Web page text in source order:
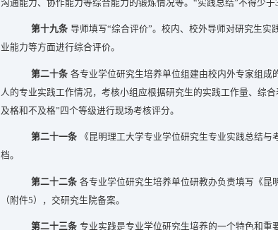
沟通能力、协作能力等综合能力的锻炼情况等。“实践总结”不得少于
第十九条 导师填写“综合评价”。校内、校外导师对研究生
业能力等方面进行综合评价。
第二十条 各专业学位研究生培养单位组建由校内外专家组
人的专业实践工作情况，考核小组应根据研究生的实践工作量、综
及格和不及格”四个等级进行现场考核评分。
第二十一条
《昆明理工大学专业学位研究生专业实践总结
档。
第二十二条 各专业学位研究生培养单位研教办负责填写《昆
（附件5），交研究生院备案。
第二十三条 专业实践是专业学位研究生培养的一个特色和